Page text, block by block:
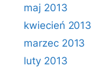
maj 2013
kwiecień 2013
marzec 2013
luty 2013